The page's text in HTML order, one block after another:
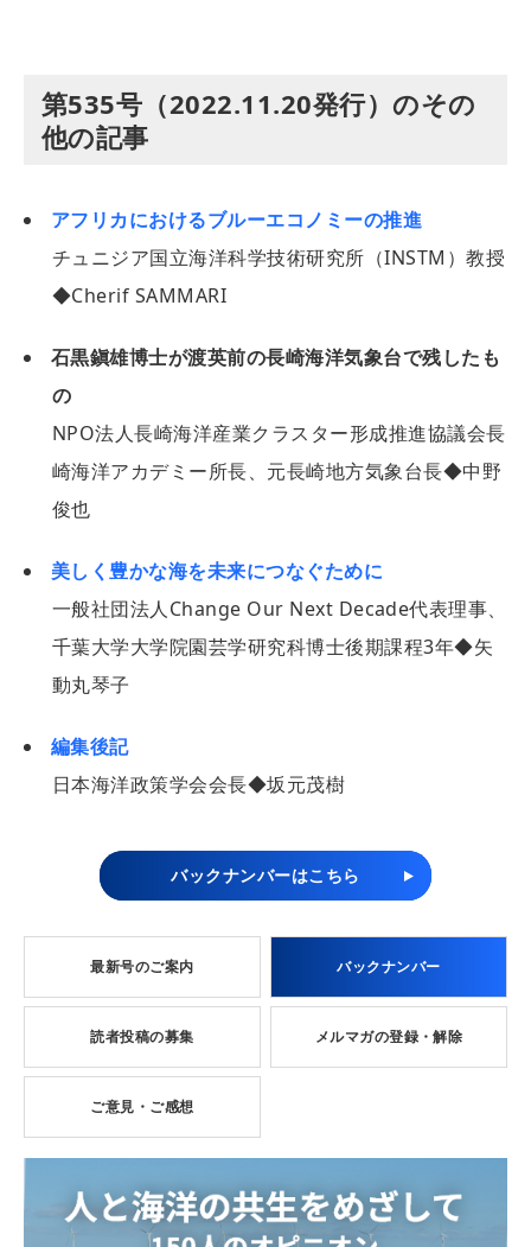
第535号（2022.11.20発行）のその
他の記事
アフリカにおけるブルーエコノミーの推進
チュニジア国立海洋科学技術研究所（INSTM）教授
◆Cherif SAMMARI
石黒鎭雄博士が渡英前の長崎海洋気象台で残したも
の
NPO法人長崎海洋産業クラスター形成推進協議会長
崎海洋アカデミー所長、元長崎地方気象台長◆中野
俊也
美しく豊かな海を未来につなぐために
一般社団法人Change Our Next Decade代表理事、
千葉大学大学院園芸学研究科博士後期課程3年◆矢
動丸琴子
編集後記
日本海洋政策学会会長◆坂元茂樹
バックナンバーはこちら
最新号のご案内 バックナンバー
読者投稿の募集 メルマガの登録・解除
ご意見・ご感想